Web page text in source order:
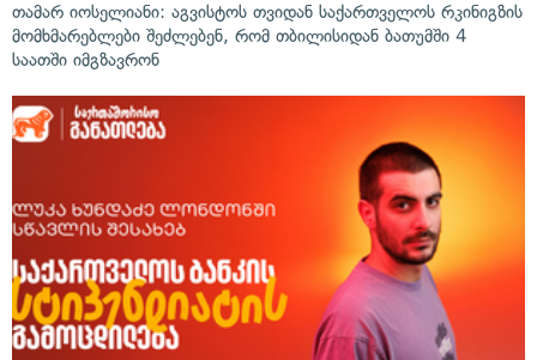
თამარ იოსელიანი: აგვისტოს თვიდან საქართველოს რკინიგზის
მომხმარებლები შეძლებენ, რომ თბილისიდან ბათუმში 4
საათში იმგზავრონ